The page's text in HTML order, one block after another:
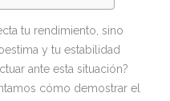
tu rendimiento, sino
y tu estabilidad
ante esta situación?
cómo demostrar el